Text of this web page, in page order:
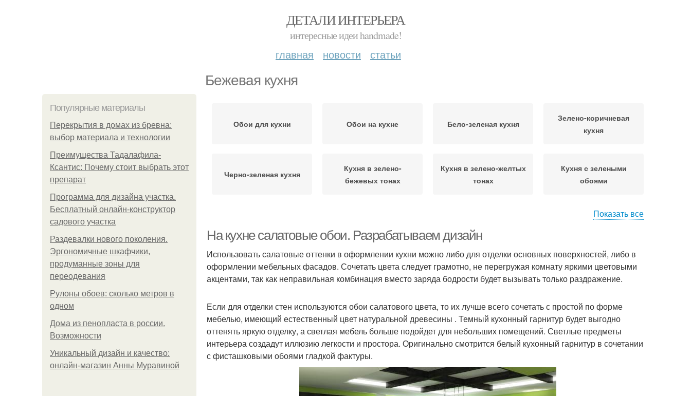
ДЕТАЛИ ИНТЕРЬЕРА
интересные идеи handmade!
главная новости статьи
Бежевая кухня
Популярные материалы
Перекрытия в домах из бревна:
выбор материала и технологии
Преимущества Тадалафила-
Ксантис: Почему стоит выбрать этот
препарат
Программа для дизайна участка.
Бесплатный онлайн-конструктор
садового участка
Раздевалки нового поколения.
Эргономичные шкафчики,
продуманные зоны для
переодевания
Рулоны обоев: сколько метров в
одном
Дома из пенопласта в россии.
Возможности
Уникальный дизайн и качество:
онлайн-магазин Анны Муравиной
Обои для кухни Обои на кухне Бело-зеленая кухня
Зелено-коричневая
кухня
Черно-зеленая кухня
Кухня в зелено-
бежевых тонах
Кухня в зелено-желтых
тонах
Кухня с зелеными
обоями
Зеленая кухня Материалы для кухни Текстиль для кухни Освещение на кухне
Показать все
На кухне салатовые обои. Разрабатываем дизайн
Использовать салатовые оттенки в оформлении кухни можно либо для отделки основных поверхностей, либо в
оформлении мебельных фасадов. Сочетать цвета следует грамотно, не перегружая комнату яркими цветовыми
акцентами, так как неправильная комбинация вместо заряда бодрости будет вызывать только раздражение.
Если для отделки стен используются обои салатового цвета, то их лучше всего сочетать с простой по форме
мебелью, имеющий естественный цвет натуральной древесины . Темный кухонный гарнитур будет выгодно
оттенять яркую отделку, а светлая мебель больше подойдет для небольших помещений. Светлые предметы
интерьера создадут иллюзию легкости и простора. Оригинально смотрится белый кухонный гарнитур в сочетании
с фисташковыми обоями гладкой фактуры.